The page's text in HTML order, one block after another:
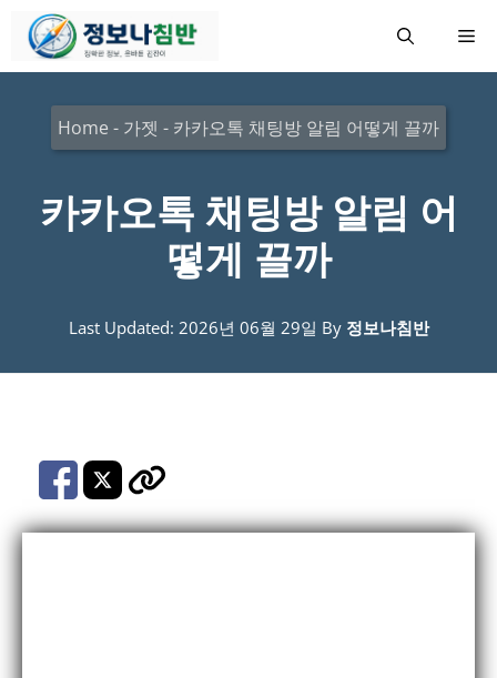
메
Home - 가젯 - 카카오톡 채팅방 알림 어떻게 끌까
카카오톡 채팅방 알림 어
떻게 끌까
Last Updated: 2026년 06월 29일 By 정보나침반